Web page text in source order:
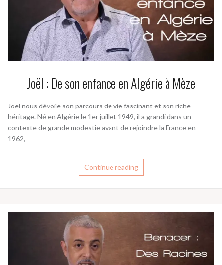
Joël : De son enfance en Algérie à Mèze
Joël nous dévoile son parcours de vie fascinant et son riche
héritage. Né en Algérie le 1er juillet 1949, il a grandi dans un
contexte de grande modestie avant de rejoindre la France en
1962,
Continue reading